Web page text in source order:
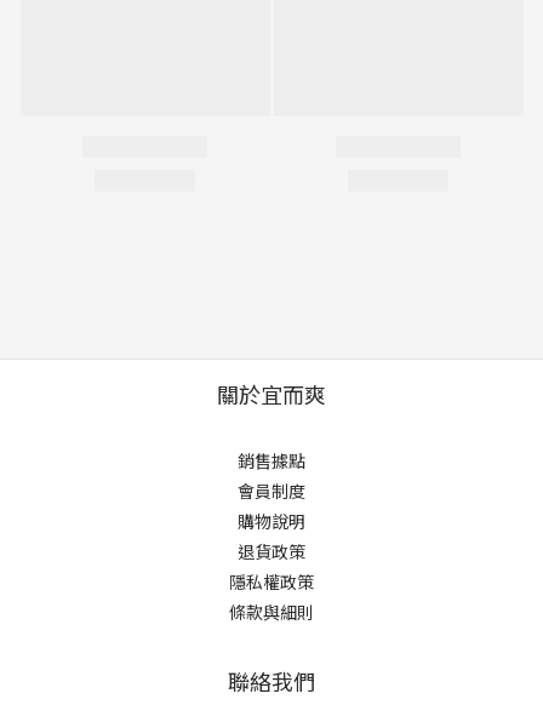
關於宜而爽
銷售據點
會員制度
購物說明
退貨政策
隱私權政策
條款與細則
聯絡我們